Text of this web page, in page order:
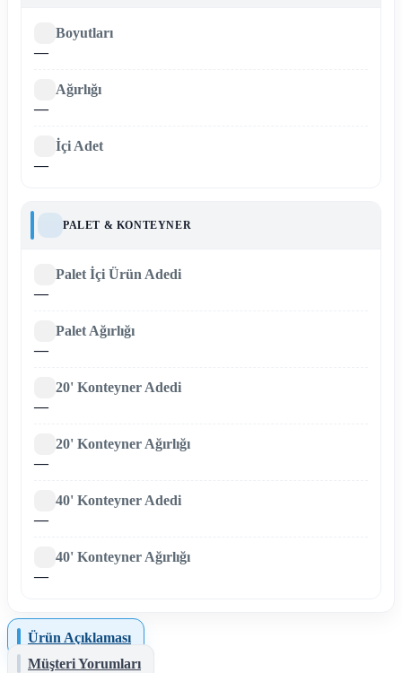
Boyutları
—
Ağırlığı
—
İçi Adet
—
PALET & KONTEYNER
Palet İçi Ürün Adedi
—
Palet Ağırlığı
—
20' Konteyner Adedi
—
20' Konteyner Ağırlığı
—
40' Konteyner Adedi
—
40' Konteyner Ağırlığı
—
Ürün Açıklaması
Müşteri Yorumları